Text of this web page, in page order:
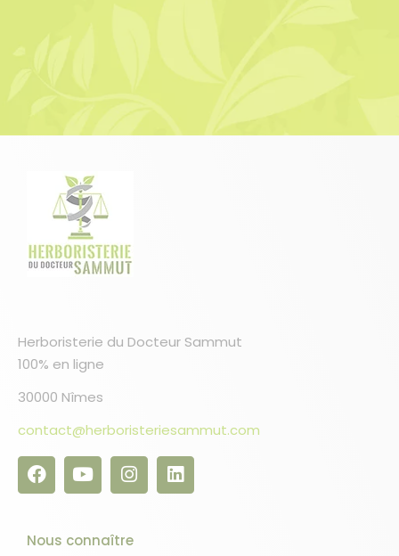
Herboristerie du Docteur Sammut
100% en ligne
30000 Nîmes
contact@herboristeriesammut.com
Nous connaître